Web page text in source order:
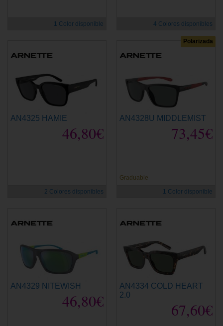
1 Color disponible 4 Colores disponibles
AN4325 HAMIE
46,80€
2 Colores disponibles
Polarizada
AN4328U MIDDLEMIST
73,45€
Graduable
1 Color disponible
AN4329 NITEWISH
46,80€
AN4334 COLD HEART
2.0
67,60€